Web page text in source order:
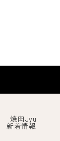
焼肉Jyu
新着情報